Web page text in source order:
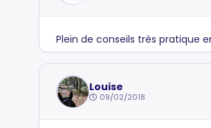
Plein de conseils très pratique
Louise
09/02/2018